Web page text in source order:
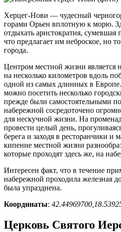
Херцег-Нови — чудесный
горами Орьен вплотную к морю.
отдыхать аристократия, сумевшая
что предлагает им неброское, но
города.
Центром местной жизни является
на несколько километров вдоль
одной из самых длинных в
можно посетить несколько
прежде были самостоятельными
набережной сосредоточено
для нескучной жизни. На
провести целый день,
берега и заходя в ресторанчики и
кипение местной жизни
которые проходят здесь же, на
Интересен факт, что в течение
набережной проходила железная
была упразднена.
Координаты:
Церковь Святого